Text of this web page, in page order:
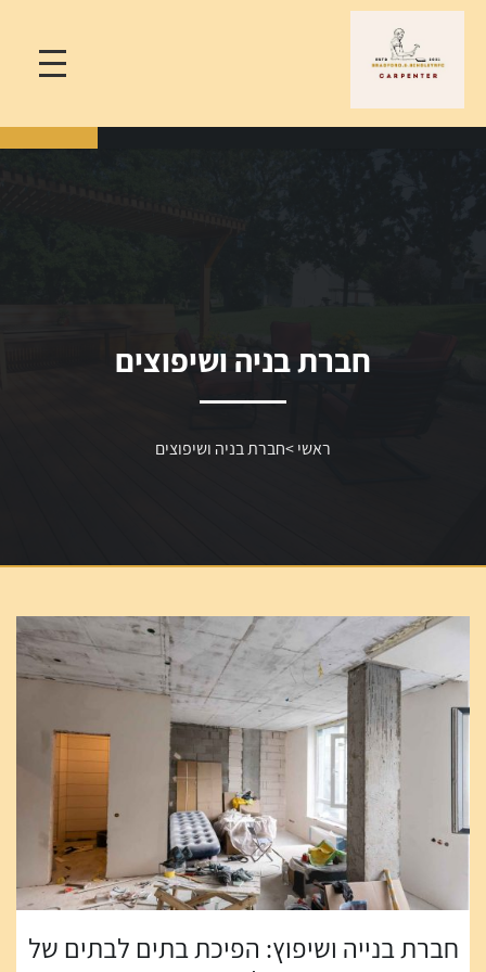
חברת בניה ושיפוצים
ראשי>חברת בניה ושיפוצים
חברת בנייה ושיפוץ: הפיכת בתים לבתים של